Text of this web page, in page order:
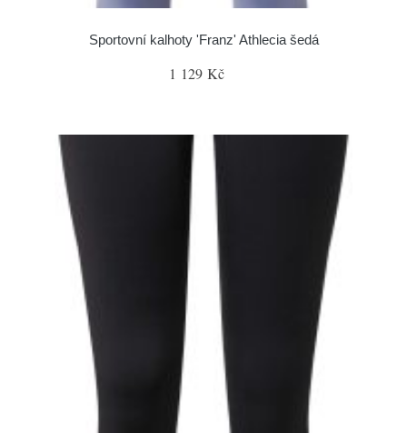
Sportovní kalhoty 'Franz' Athlecia šedá
1 129 Kč